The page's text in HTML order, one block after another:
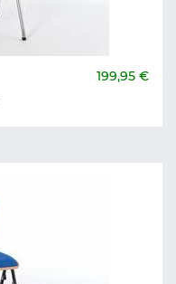
199,95 €